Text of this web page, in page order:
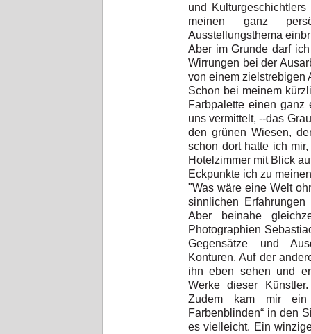
und
meinen ganz
Ausstellungsthema
Aber im Grunde darf
Wirrungen bei der
von einem zielstrebigen
Schon bei meinem
Farbpalette einen ganz
uns vermittelt, --das
den grünen Wiesen,
schon dort hatte ich
Hotelzimmer mit Blick
Eckpunkte ich zu
"Was wäre eine Welt
sinnlichen
Aber beinahe
Photographien
Gegensätze und
Konturen. Auf der
ihn eben sehen und
Werke dieser
Zudem kam mir
Farbenblinden“ in den
es vielleicht. Ein